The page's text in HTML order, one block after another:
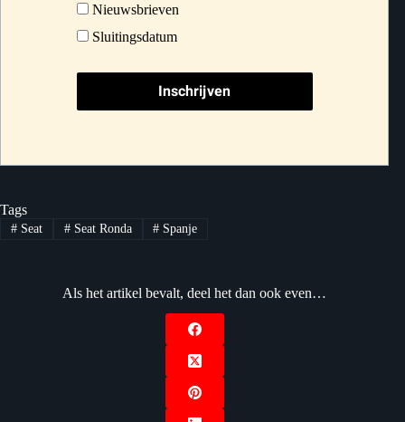
Nieuwsbrieven
Sluitingsdatum
Tags
#Seat #Seat Ronda # Spanje
Als het artikel bevalt, deel het dan ook even…